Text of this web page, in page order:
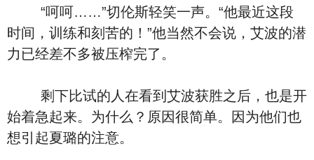
“呵呵……”切伦斯轻笑一声。“他最近这段
时间，训练和刻苦的！”他当然不会说，艾波的潜
力已经差不多被压榨完了。
剩下比试的人在看到艾波获胜之后，也是开
始着急起来。为什么？原因很简单。因为他们也
想引起夏璐的注意。